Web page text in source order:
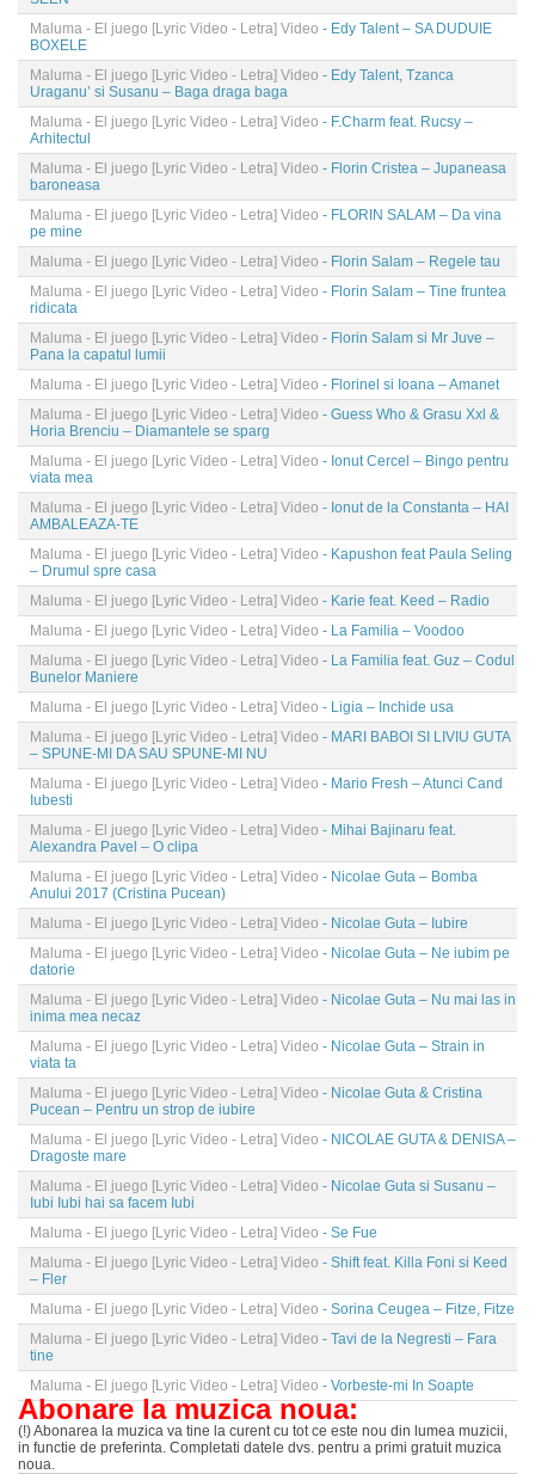
Maluma - El juego [Lyric Video - Letra] Video - Edy Talent – SA DUDUIE
BOXELE
Maluma - El juego [Lyric Video - Letra] Video - Edy Talent, Tzanca
Uraganu’ si Susanu – Baga draga baga
Maluma - El juego [Lyric Video - Letra] Video - F.Charm feat. Rucsy –
Arhitectul
Maluma - El juego [Lyric Video - Letra] Video - Florin Cristea – Jupaneasa
baroneasa
Maluma - El juego [Lyric Video - Letra] Video - FLORIN SALAM – Da vina
pe mine
Maluma - El juego [Lyric Video - Letra] Video - Florin Salam – Regele tau
Maluma - El juego [Lyric Video - Letra] Video - Florin Salam – Tine fruntea
ridicata
Maluma - El juego [Lyric Video - Letra] Video - Florin Salam si Mr Juve –
Pana la capatul lumii
Maluma - El juego [Lyric Video - Letra] Video - Florinel si Ioana – Amanet
Maluma - El juego [Lyric Video - Letra] Video - Guess Who & Grasu Xxl &
Horia Brenciu – Diamantele se sparg
Maluma - El juego [Lyric Video - Letra] Video - Ionut Cercel – Bingo pentru
viata mea
Maluma - El juego [Lyric Video - Letra] Video - Ionut de la Constanta – HAI
AMBALEAZA-TE
Maluma - El juego [Lyric Video - Letra] Video - Kapushon feat Paula Seling
– Drumul spre casa
Maluma - El juego [Lyric Video - Letra] Video - Karie feat. Keed – Radio
Maluma - El juego [Lyric Video - Letra] Video - La Familia – Voodoo
Maluma - El juego [Lyric Video - Letra] Video - La Familia feat. Guz – Codul
Bunelor Maniere
Maluma - El juego [Lyric Video - Letra] Video - Ligia – Inchide usa
Maluma - El juego [Lyric Video - Letra] Video - MARI BABOI SI LIVIU GUTA
– SPUNE-MI DA SAU SPUNE-MI NU
Maluma - El juego [Lyric Video - Letra] Video - Mario Fresh – Atunci Cand
Iubesti
Maluma - El juego [Lyric Video - Letra] Video - Mihai Bajinaru feat.
Alexandra Pavel – O clipa
Maluma - El juego [Lyric Video - Letra] Video - Nicolae Guta – Bomba
Anului 2017 (Cristina Pucean)
Maluma - El juego [Lyric Video - Letra] Video - Nicolae Guta – Iubire
Maluma - El juego [Lyric Video - Letra] Video - Nicolae Guta – Ne iubim pe
datorie
Maluma - El juego [Lyric Video - Letra] Video - Nicolae Guta – Nu mai las in
inima mea necaz
Maluma - El juego [Lyric Video - Letra] Video - Nicolae Guta – Strain in
viata ta
Maluma - El juego [Lyric Video - Letra] Video - Nicolae Guta & Cristina
Pucean – Pentru un strop de iubire
Maluma - El juego [Lyric Video - Letra] Video - NICOLAE GUTA & DENISA –
Dragoste mare
Maluma - El juego [Lyric Video - Letra] Video - Nicolae Guta si Susanu –
Iubi Iubi hai sa facem Iubi
Maluma - El juego [Lyric Video - Letra] Video - Se Fue
Maluma - El juego [Lyric Video - Letra] Video - Shift feat. Killa Foni si Keed
– Fler
Maluma - El juego [Lyric Video - Letra] Video - Sorina Ceugea – Fitze, Fitze
Maluma - El juego [Lyric Video - Letra] Video - Tavi de la Negresti – Fara
tine
Maluma - El juego [Lyric Video - Letra] Video - Vorbeste-mi In Soapte
Abonare la muzica noua:
(!) Abonarea la muzica va tine la curent cu tot ce este nou din lumea muzicii,
in functie de preferinta. Completati datele dvs. pentru a primi gratuit muzica
noua.